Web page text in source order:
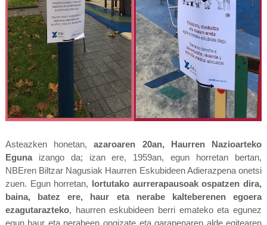
Asteazken honetan,azaroaren 20an, Haurren Nazioarteko
Egunaizango da; izan ere, 1959an, egun horretan bertan,
NBEren Biltzar Nagusiak Haurren Eskubideen Adierazpena onetsi
zuen. Egun horretan, lortutako aurrerapausoak ospatzen dira,
baina, batez ere, haur eta nerabe kalteberenen egoera
ezagutarazteko, haurren eskubideen berri emateko eta egunez
egun haur eta nerabeen ongizate eta garapenaren alde egitearen